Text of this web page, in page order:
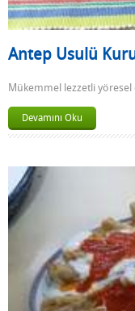
Antep Usulü
Mükemmel lezzetli
Devamını Oku